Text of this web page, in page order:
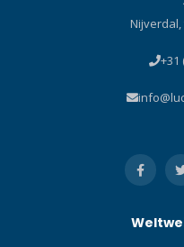
+31